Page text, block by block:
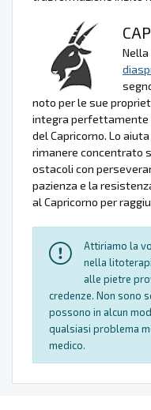
noto per le sue
integra perfettamente
del Capricorno. Lo
rimanere concentrato
ostacoli con
pazienza e la
al Capricorno per
Attiriamo la
nella
alle pietre
credenze. Non sono
possono in alcun
qualsiasi problema
medico.